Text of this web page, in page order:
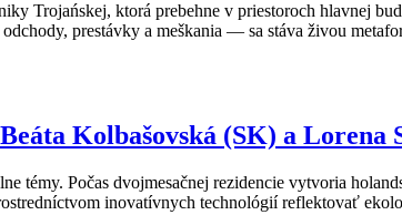
Trojańskej, ktorá prebehne v priestoroch hlavnej
prestávky a meškania — sa stáva živou
Kolbašovská (SK) a Lorena
témy. Počas dvojmesačnej rezidencie vytvoria
inovatívnych technológií reflektovať